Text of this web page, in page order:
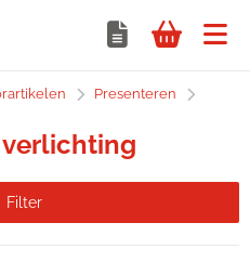
Presenteren
Filter